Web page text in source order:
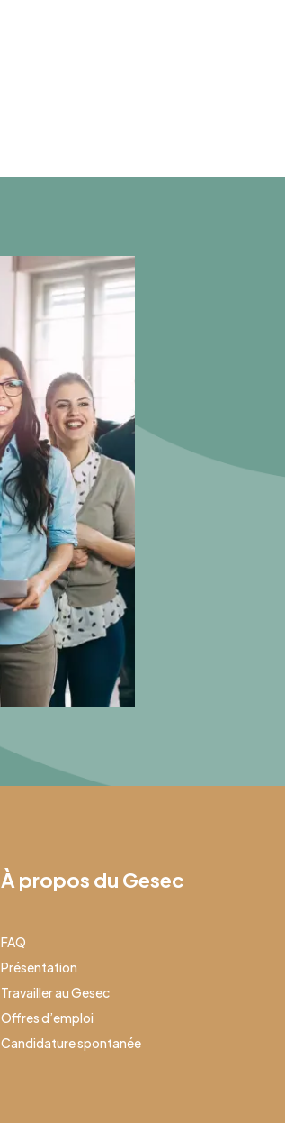
À propos du Gesec
FAQ
Présentation
Travailler au Gesec
Offres d’emploi
Candidature spontanée